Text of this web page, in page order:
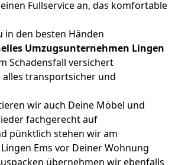
Fullservice an, das komfortable
in den besten Händen
Umzugsunternehmen Lingen
Schadensfall versichert
alles transportsicher und
wir auch Deine Möbel und
fachgerecht auf
pünktlich stehen wir am
Ems vor Deiner Wohnung
übernehmen wir ebenfalls